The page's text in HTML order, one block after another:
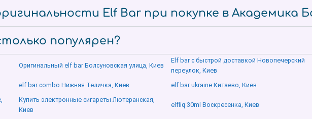
Elf Bar при покупке в Академика
популярен?
Оригинальный elf bar Болсуновская улица, Киев
Elf bar с быстрой доставкой Новопечерский
переулок, Киев
elf bar combo Нижняя Теличка, Киев
elf bar ukraine Китаево, Киев
Купить электронные сигареты Лютеранская,
Киев
elfliq 30ml Воскресенка, Киев